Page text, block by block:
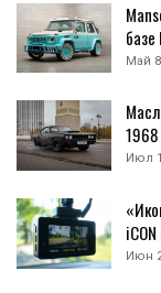
Май
1968
Июл
Июн